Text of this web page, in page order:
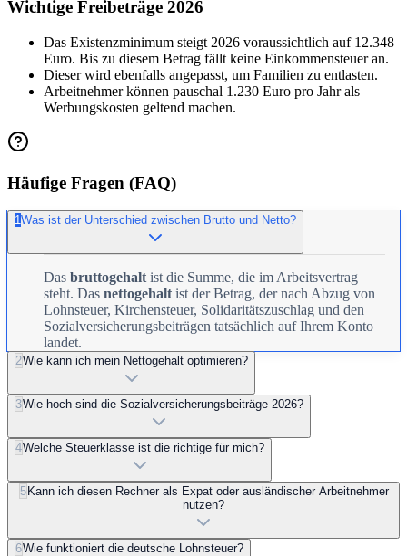
Wichtige Freibeträge 2026
Das Existenzminimum steigt 2026 voraussichtlich auf 12.348
Euro. Bis zu diesem Betrag fällt keine Einkommensteuer an.
Dieser wird ebenfalls angepasst, um Familien zu entlasten.
Arbeitnehmer können pauschal 1.230 Euro pro Jahr als
Werbungskosten geltend machen.
Häufige Fragen (FAQ)
1Was ist der Unterschied zwischen Brutto und Netto?
Das bruttogehalt ist die Summe, die im Arbeitsvertrag
steht. Das nettogehalt ist der Betrag, der nach Abzug von
Lohnsteuer, Kirchensteuer, Solidaritätszuschlag und den
Sozialversicherungsbeiträgen tatsächlich auf Ihrem Konto
landet.
2Wie kann ich mein Nettogehalt optimieren?
3Wie hoch sind die Sozialversicherungsbeiträge 2026?
4Welche Steuerklasse ist die richtige für mich?
5Kann ich diesen Rechner als Expat oder ausländischer Arbeitnehmer
nutzen?
6Wie funktioniert die deutsche Lohnsteuer?